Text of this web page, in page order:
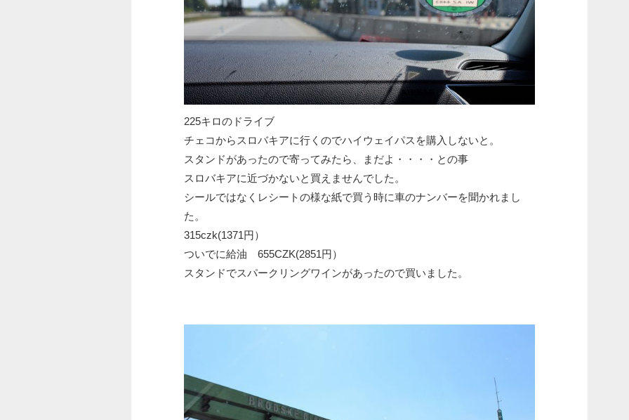
225キロのドライブ
チェコからスロバキアに行くのでハイウェイパスを購入しないと。
スタンドがあったので寄ってみたら、まだよ・・・・との事
スロバキアに近づかないと買えませんでした。
シールではなくレシートの様な紙で買う時に車のナンバーを聞かれまし
た。
315czk(1371円）
ついでに給油 655CZK(2851円）
スタンドでスパークリングワインがあったので買いました。